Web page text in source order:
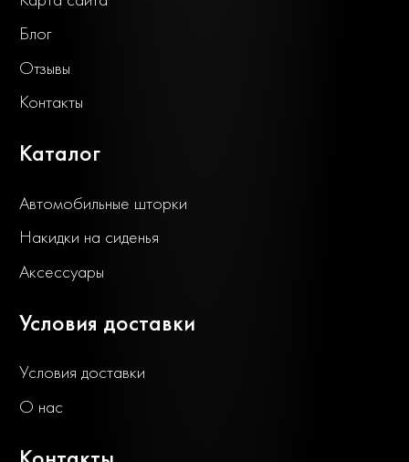
Блог
Отзывы
Контакты
Каталог
Автомобильные шторки
Накидки на сиденья
Аксессуары
Условия доставки
Условия доставки
О нас